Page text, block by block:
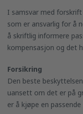
I samsvar med
som er ansvarlig for å
å skriftlig informere
kompensasjon og det
Forsikring
Den beste
uansett om det er på
er å kjøpe en